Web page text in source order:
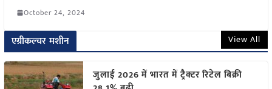
October 24, 2024
एग्रीकल्चर मशीन View All
जुलाई 2026 में भारत में ट्रैक्टर रिटेल बिक्री